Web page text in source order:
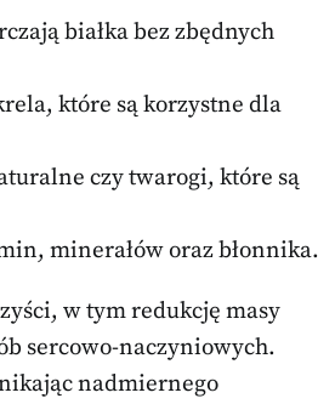
białka bez zbędnych
które są korzystne dla
czy twarogi, które są
minerałów oraz błonnika.
w tym redukcję masy
sercowo-naczyniowych.
nadmiernego